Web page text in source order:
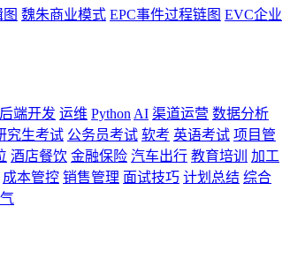
魏朱商业模式 EPC事件过程链图 EVC企业
后端开发 运维 Python AI 渠道运营 数据分析
究生考试 公务员考试 软考 英语考试 项目管
酒店餐饮 金融保险 汽车出行 教育培训
加工
成本管控 销售管理 面试技巧 计划总结 综合